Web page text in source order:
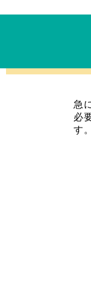
急
必
す